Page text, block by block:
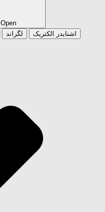
Open محصولات
اشنایدر الکتریک
لگراند